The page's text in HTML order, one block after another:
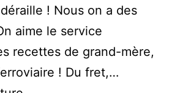
! Nous on a des
aime le service
recettes de grand-mère,
! Du fret,…